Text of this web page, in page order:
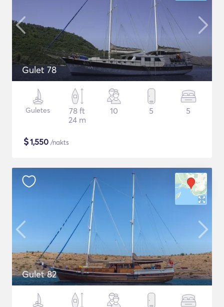
Gulet 78
Guletes
78 ft
24 m
10 5 5
$1,550 /nakts
Gulet 82